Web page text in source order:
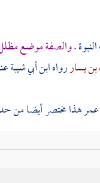
.والصفة موضع
يساررواهابن أبي شيبة
هذا مختصر أيضا من